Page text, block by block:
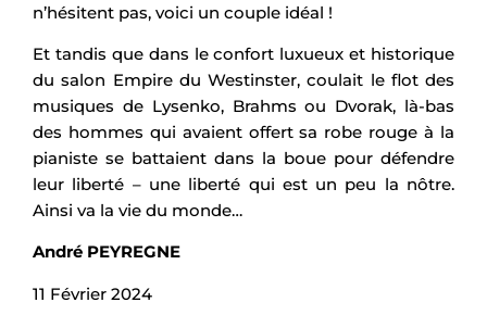
n’hésitent pas, voici un couple idéal !
Et tandis que dans le confort luxueux et historique
du salon Empire du Westinster, coulait le flot des
musiques de Lysenko, Brahms ou Dvorak, là-bas
des hommes qui avaient offert sa robe rouge à la
pianiste se battaient dans la boue pour défendre
leur liberté – une liberté qui est un peu la nôtre.
Ainsi va la vie du monde…
André PEYREGNE
11 Février 2024